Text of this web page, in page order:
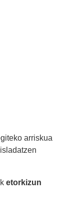
arriskua
etorkizun